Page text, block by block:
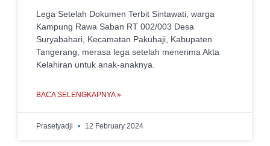
Lega Setelah Dokumen Terbit Sintawati, warga
Kampung Rawa Saban RT 002/003 Desa
Suryabahari, Kecamatan Pakuhaji, Kabupaten
Tangerang, merasa lega setelah menerima Akta
Kelahiran untuk anak-anaknya.
BACA SELENGKAPNYA »
Prasetyadji 12 February 2024